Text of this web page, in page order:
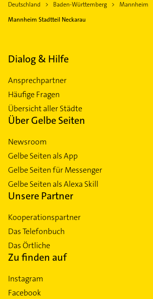
Deutschland Baden-Württemberg
Mannheim
Mannheim Stadtteil Neckarau
Dialog & Hilfe
Ansprechpartner
Häufige Fragen
Übersicht aller Städte
Über Gelbe Seiten
Newsroom
Gelbe Seiten als App
Gelbe Seiten für Messenger
Gelbe Seiten als Alexa Skill
Unsere Partner
Kooperationspartner
Das Telefonbuch
Das Örtliche
Zu finden auf
Instagram
Facebook